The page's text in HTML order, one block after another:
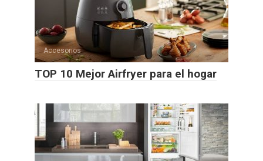
Accesorios
TOP 10 Mejor Airfryer para el hogar